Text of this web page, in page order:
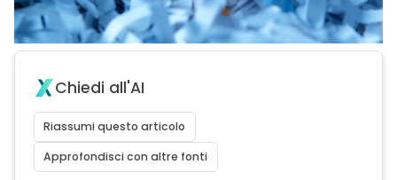
Chiedi all'AI
Riassumi questo articolo
Approfondisci con altre fonti